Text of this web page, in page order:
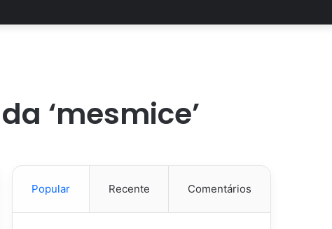
‘mesmice’
Popular Recente Comentários